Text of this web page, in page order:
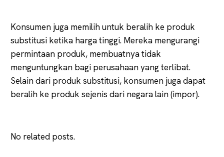
Konsumen juga memilih untuk beralih ke produk
substitusi ketika harga tinggi. Mereka mengurangi
permintaan produk, membuatnya tidak
menguntungkan bagi perusahaan yang terlibat.
Selain dari produk substitusi, konsumen juga dapat
beralih ke produk sejenis dari negara lain (impor).
No related posts.